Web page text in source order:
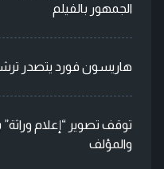
الجمهور بالفيلم
هاريسون فورد يتصدر
توقف تصوير “إعلام
والمؤلف